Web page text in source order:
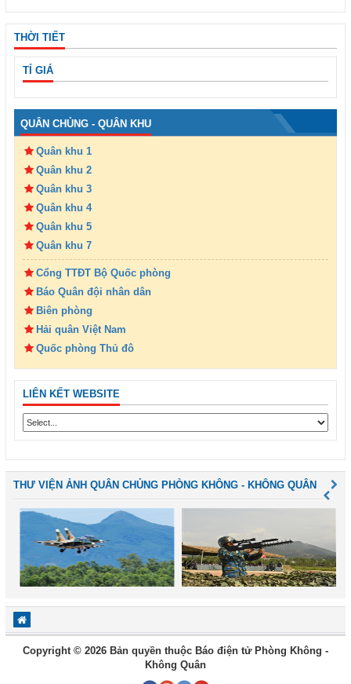
THỜI TIẾT
TỈ GIÁ
QUÂN CHỦNG - QUÂN KHU
Quân khu 1
Quân khu 2
Quân khu 3
Quân khu 4
Quân khu 5
Quân khu 7
Cổng TTĐT Bộ Quốc phòng
Báo Quân đội nhân dân
Biên phòng
Hải quân Việt Nam
Quốc phòng Thủ đô
LIÊN KẾT WEBSITE
THƯ VIỆN ẢNH QUÂN CHỦNG PHÒNG KHÔNG - KHÔNG QUÂN
Copyright © 2026 Bản quyền thuộc Báo điện tử Phòng Không -
Không Quân